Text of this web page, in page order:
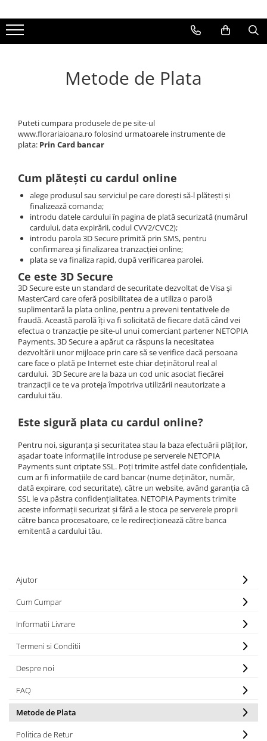
Buchete de trandafiri
Buchete trandafiri albi
Buchete trandafiri galbeni
Buchete frezii
Buchete mixte
Buchete speciale
Aranjamente florale in cosuri
Flori pentru mama
Flori pentru logodnica
Flori pentru iubita
Flori de Sf Mihail si Gavril
Aranjamente Craciun
Flori de 8 Martie
Flori de Sf Valentin
Ursuleti din tandafiriMetode de Plata
Puteti cumpara produsele de pe site-ul
www.florariaioana.ro folosind urmatoarele instrumente de
plata: Prin Card bancar
Cum plătești cu cardul online
alege produsul sau serviciul pe care dorești să-l plătești și
finalizează comanda;
introdu datele cardului în pagina de plată securizată (numărul
cardului, data expirării, codul CVV2/CVC2);
introdu parola 3D Secure primită prin SMS, pentru
confirmarea și finalizarea tranzacției online;
plata se va finaliza rapid, după verificarea parolei.
Ce este 3D Secure
3D Secure este un standard de securitate dezvoltat de Visa și
MasterCard care oferă posibilitatea de a utiliza o parolă
suplimentară la plata online, pentru a preveni tentativele de
fraudă. Această parolă îți va fi solicitată de fiecare dată când vei
efectua o tranzacție pe site-ul unui comerciant partener NETOPIA
Payments. 3D Secure a apărut ca răspuns la necesitatea
dezvoltării unor mijloace prin care să se verifice dacă persoana
care face o plată pe Internet este chiar deținătorul real al
cardului. 3D Secure are la baza un cod unic asociat fiecărei
tranzacții ce te va proteja împotriva utilizării neautorizate a
cardului tău.
Este sigură plata cu cardul online?
Pentru noi, siguranța și securitatea stau la baza efectuării plăților,
așadar toate informațiile introduse pe serverele NETOPIA
Payments sunt criptate SSL. Poți trimite astfel date confidențiale,
cum ar fi informațiile de card bancar (nume deținător, număr,
dată expirare, cod securitate), către un website, având garanția că
SSL le va păstra confidențialitatea. NETOPIA Payments trimite
aceste informații securizat și fără a le stoca pe serverele proprii
către banca procesatoare, ce le redirecționează către banca
emitentă a cardului tău.
Ajutor
Cum Cumpar
Informatii Livrare
Termeni si Conditii
Despre noi
FAQ
Metode de Plata
Politica de Retur